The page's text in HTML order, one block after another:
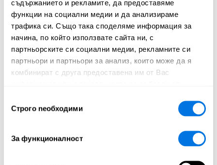
съдържанието и рекламите, да предоставяме
функции на социални медии и да анализираме
трафика си. Също така споделяме информация за
начина, по който използвате сайта ни, с
партньорските си социални медии, рекламните си
партньори и партньори за анализ, които може да я
комбинират с друга предоставена им от Вас
наСтрого nеобходими
За функционалност
Наименование на
фабриката
Основна цел на
фабриката
Телефонни измами
Ниво, на което се
отваря фабриката
Ниво 5
Име Телефонен миньон